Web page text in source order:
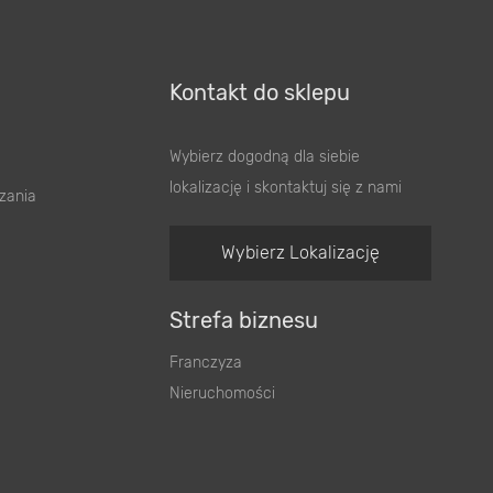
Kontakt do sklepu
Wybierz dogodną dla siebie
lokalizację i skontaktuj się z nami
Wybierz Lokalizację
Strefa biznesu
Franczyza
Nieruchomości